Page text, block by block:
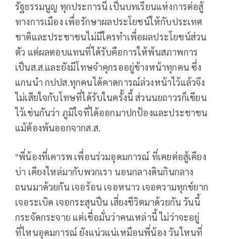
รัฐธรรมนูญ ทุกประการนี่ เป็นบทเรียนแห่งการต่อสู้
ทางการเมือง เพื่อรักษาผลประโยชน์ให้กับประเทศ
ชาติและประชาชนไม่มีใครทำเพื่อผลประโยชน์ส่วน
ตัว แต่ผลตอบแทนที่ได้รับคือการให้พ้นสภาพการ
เป็นส.ส.และยังมีโทษจำคุกรออยู่ข้างหน้าทุกคน ซึ่ง
แกนนำ กปปส.ทุกคนได้คาดการณ์ล่วงหน้าไว้แล้วจึง
ไม่เสียใจกับโทษที่ได้รับในครั้งนี้ ส่วนนยถาวรก็เขียน
ไว้เช่นกันว่า ภูมิใจที่ได้ออกมาปกป้องและประชาชน
แม้ต้องพ้นออกจากส.ส.
"พี่น้องที่เคารพ เพื่อนร่วมอุดมการณ์ ที่เคยต่อสู้เคียง
บ่า เคียงไหล่มากับพวกเรา นอนกลางดินกินกลาง
ถนนมาด้วยกัน เจอร้อน เจอหนาว เจอความทุกข์ยาก
เจอระเบิด เจอกระสุนปืน เสี่ยงชีวิตมาด้วยกัน วันนี้
กระจัดกระจาย แต่เชื่อมั่นว่าคนเหล่านี้ ไม่ว่าจะอยู่
ที่ไหนอุดมการณ์ ยังแน่วแน่เหมือนพี่น้อง วันไหนที่